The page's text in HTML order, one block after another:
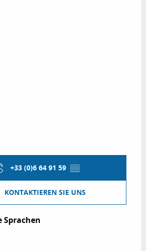
+33 (0)6 64 91 59 ▒▒
KONTAKTIEREN SIE UNS
Sprachen
Sprachen